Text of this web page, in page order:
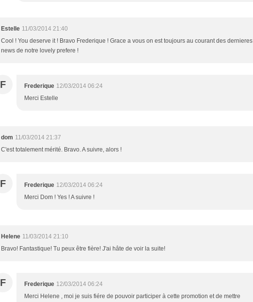
Estelle 11/03/2014 21:40
Cool ! You deserve it ! Bravo Frederique ! Grace a vous on est toujours au courant des dernieres
news de notre lovely prefere !
F Frederique 12/03/2014 06:24
Merci Estelle
dom 11/03/2014 21:37
C'est totalement mérité. Bravo. A suivre, alors !
F Frederique 12/03/2014 06:24
Merci Dom ! Yes ! A suivre !
Helene 11/03/2014 21:10
Bravo! Fantastique! Tu peux être fière! J'ai hâte de voir la suite!
F Frederique 12/03/2014 06:24
Merci Helene , moi je suis fiére de pouvoir participer à cette promotion et de mettre